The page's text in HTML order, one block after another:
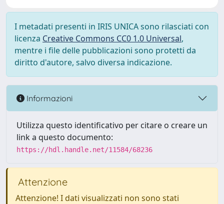
I metadati presenti in IRIS UNICA sono rilasciati con
licenza Creative Commons CC0 1.0 Universal,
mentre i file delle pubblicazioni sono protetti da
diritto d'autore, salvo diversa indicazione.
Informazioni
Utilizza questo identificativo per citare o creare un
link a questo documento:
https://hdl.handle.net/11584/68236
Attenzione
Attenzione! I dati visualizzati non sono stati